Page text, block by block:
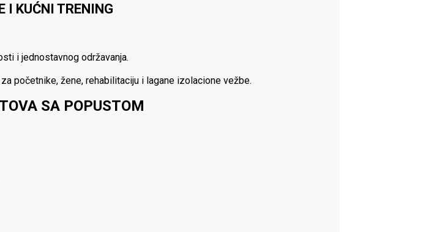
I KUĆNI TRENING
i jednostavnog održavanja.
početnike, žene, rehabilitaciju i lagane izolacione vežbe.
SA POPUSTOM